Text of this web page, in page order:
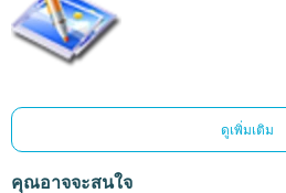
ดูเพิ่มเติม
คุณอาจจะสนใจ